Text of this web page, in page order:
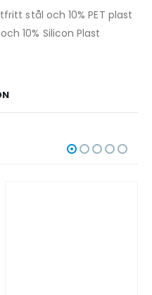
stål och 10% PET plast
10% Silicon Plast